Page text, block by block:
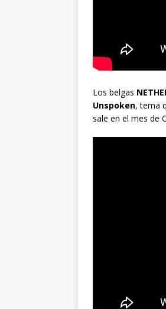
Los belgas
Unspoken, tema
sale en el mes de